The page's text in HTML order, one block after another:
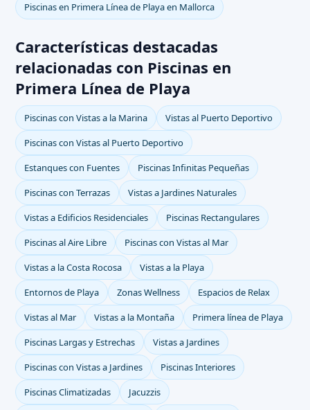
Piscinas en Primera Línea de Playa en Mallorca
Características destacadas
relacionadas con Piscinas en
Primera Línea de Playa
Piscinas con Vistas a la Marina
Vistas al Puerto Deportivo
Piscinas con Vistas al Puerto Deportivo
Estanques con Fuentes
Piscinas Infinitas Pequeñas
Piscinas con Terrazas
Vistas a Jardines Naturales
Vistas a Edificios Residenciales
Piscinas Rectangulares
Piscinas al Aire Libre
Piscinas con Vistas al Mar
Vistas a la Costa Rocosa
Vistas a la Playa
Entornos de Playa
Zonas Wellness
Espacios de Relax
Vistas al Mar
Vistas a la Montaña
Primera línea de Playa
Piscinas Largas y Estrechas
Vistas a Jardines
Piscinas con Vistas a Jardines
Piscinas Interiores
Piscinas Climatizadas
Jacuzzis